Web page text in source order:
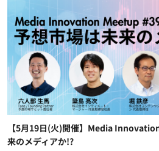
【5月19日(火)開催】Media
来のメディアか!?